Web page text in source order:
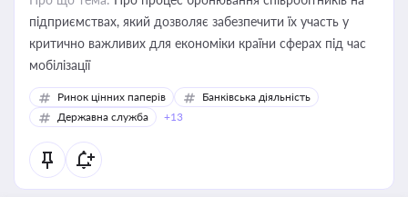
підприємствах, який дозволяє забезпечити їх участь у
критично важливих для економіки країни сферах під час
мобілізації
Ринок цінних паперів
Банківська діяльність
Державна служба
+13